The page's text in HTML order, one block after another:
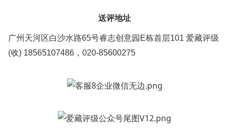
送评地址
广州天河区白沙水路65号睿志创意园E栋首层101 爱藏评级
(收) 18565107486，020-85600275